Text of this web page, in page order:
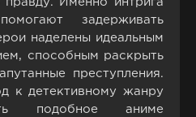
задерживать
наделены идеальным
способным раскрыть
преступления.
к детективному жанру
подобное аниме